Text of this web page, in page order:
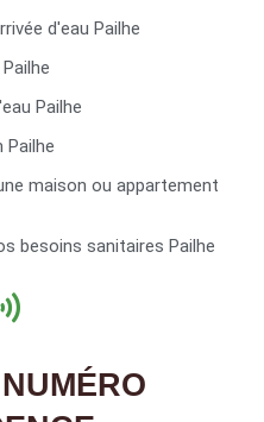
d'eau Pailhe
Pailhe
Pailhe
maison ou appartement
besoins sanitaires Pailhe